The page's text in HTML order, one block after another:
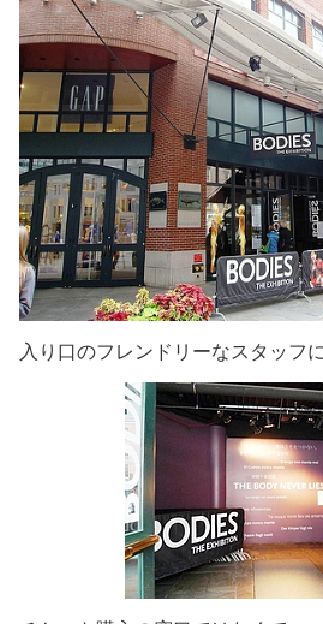
入り口のフレンドリーなスタッフ